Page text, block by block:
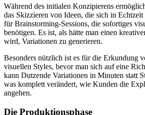
Während des initialen Konzipierens
das Skizzieren von Ideen, die sich in
für Brainstorming-Sessions, die sofortiges
benötigen. Es ist, als hätte man einen
wird, Variationen zu generieren.
Besonders nützlich ist es für die Erkundung
visuellen Styles, bevor man sich auf eine
kann Dutzende Variationen in Minuten statt
was komplett verändert, wie Kunden die
angehen.
Die Produktionsphase